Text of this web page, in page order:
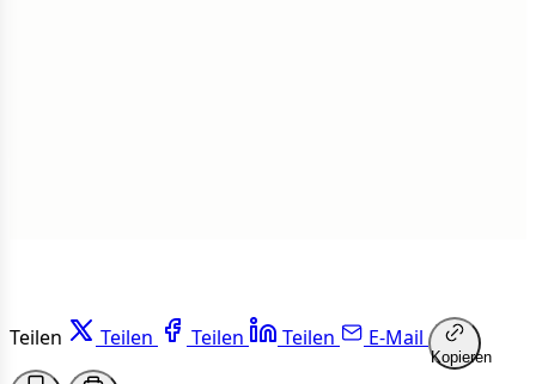
Teilen Teilen Teilen Teilen E-Mail
Kopieren